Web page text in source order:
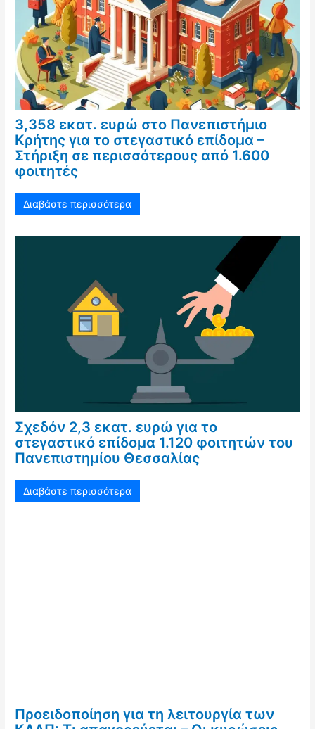
3,358 εκατ. ευρώ στο Πανεπιστήμιο
Κρήτης για το στεγαστικό επίδομα –
Στήριξη σε περισσότερους από 1.600
φοιτητές
Διαβάστε περισσότερα
Σχεδόν 2,3 εκατ. ευρώ για το
στεγαστικό επίδομα 1.120 φοιτητών του
Πανεπιστημίου Θεσσαλίας
Διαβάστε περισσότερα
Προειδοποίηση για τη λειτουργία των